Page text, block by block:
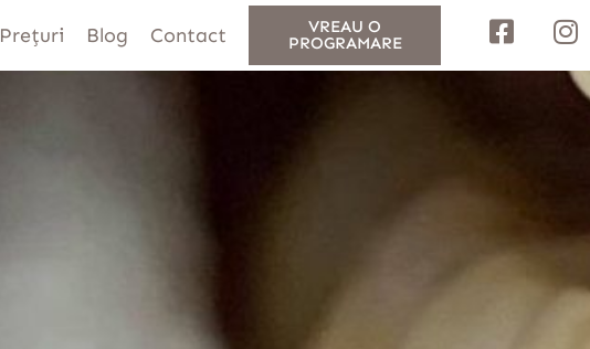
Prețuri Blog Contact
VREAU O
PROGRAMARE